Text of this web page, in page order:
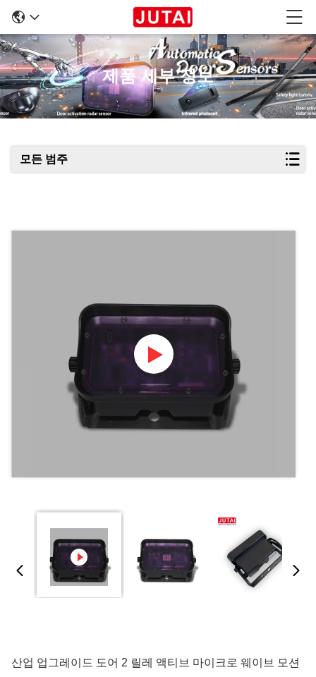
제품 세부 정보
모든 범주
산업 업그레이드 도어 2 릴레 액티브 마이크로 웨이브 모션